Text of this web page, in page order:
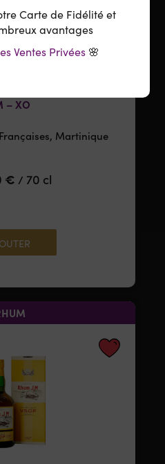
– XO
Martinique
€ / 70 cl
Carte de Fidélité et
avantages
Ventes Privées 🌸